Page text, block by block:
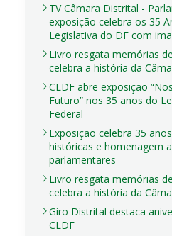
TV Câmara Distrital -
exposição celebra os 35
Legislativa do DF com
Livro resgata memórias
celebra a história da
CLDF abre exposição
Futuro” nos 35 anos do
Federal
Exposição celebra 35
históricas e homenagem
parlamentares
Livro resgata memórias
celebra a história da
Giro Distrital destaca
CLDF